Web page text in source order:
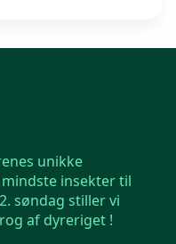
unikke
insekter til
søndag stiller vi
af dyreriget !